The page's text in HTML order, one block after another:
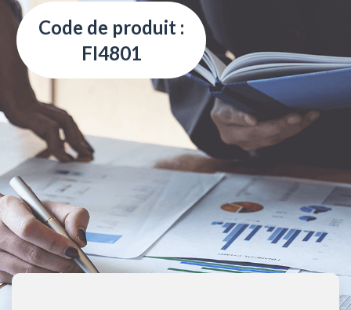
Code de produit :
FI4801